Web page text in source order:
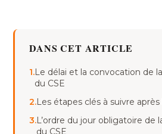
DANS CET ARTICLE
1.Le délai et la convocation de
du CSE
2.Les étapes clés à suivre
3.L’ordre du jour obligatoire de
du CSE